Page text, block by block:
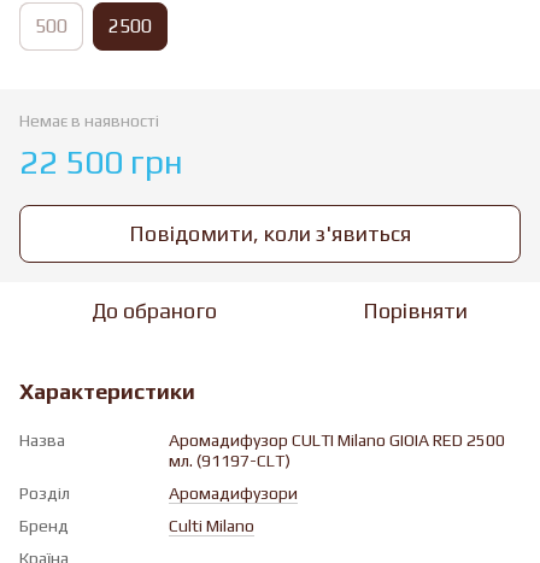
500 2500
Немає в наявності
22 500 грн
Повідомити, коли з'явиться
До обраного Порівняти
Характеристики
Назва
Аромадифузор CULTI Milano GIOIA RED 2500
мл. (91197-CLT)
Розділ
Аромадифузори
Бренд
Culti Milano
Країна